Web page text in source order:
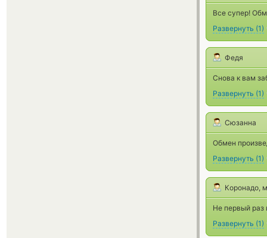
Все супер!
Развернуть (1)
Федя
Снова к вам
Развернуть (1)
Сюзанна
Обмен
Развернуть (1)
Коронадо, м
Не первый раз
Развернуть (1)